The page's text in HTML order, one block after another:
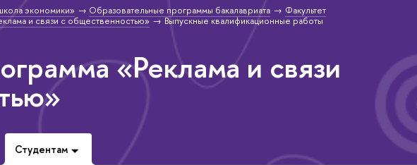
экономики» Образовательные программы бакалавриата
Факультет
и связи с общественностью» Выпускные квалификационные работы
«Реклама и связи
Студентам